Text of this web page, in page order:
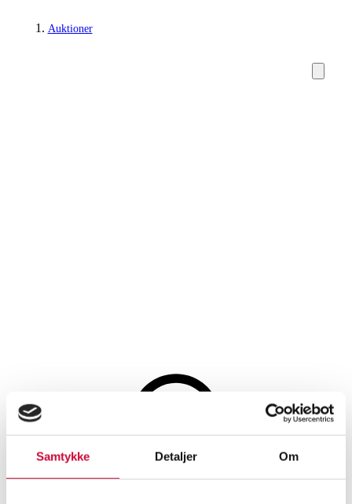
Samtykke Detaljer Om
Auktioner
Auktionen er afsluttet